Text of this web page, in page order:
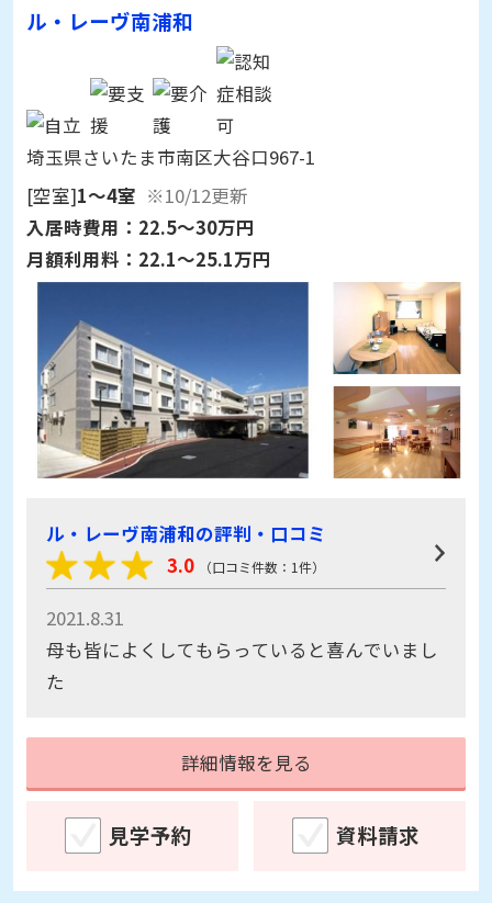
埼玉県さいたま市南区大谷口967-1
[空室]1～4室
※10/12更新
入居時費用： 22.5～30万円
月額利用料： 22.1～25.1万円
ル・レーヴ南浦和の評判・口コミ
2021.8.31
母も皆によくしてもらっていると喜んでいまし
た
見学予約